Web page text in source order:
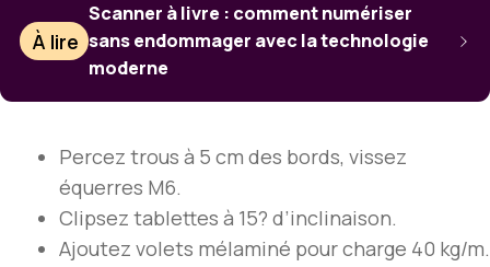
À lire
Scanner à livre : comment numériser
sans endommager avec la technologie
moderne
Percez trous à 5 cm des bords, vissez
équerres M6.
Clipsez tablettes à 15? d’inclinaison.
Ajoutez volets mélaminé pour charge 40 kg/m.